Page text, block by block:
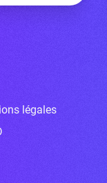
légales